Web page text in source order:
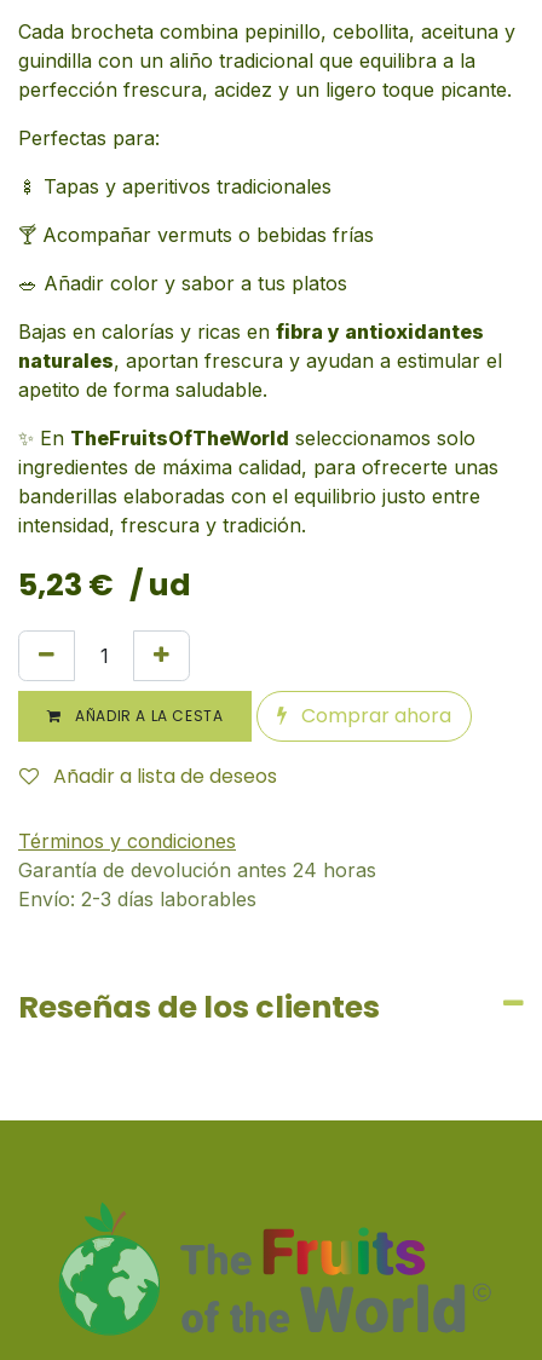
Cada brocheta combina pepinillo, cebollita, aceituna y
guindilla con un aliño tradicional que equilibra a la
perfección frescura, acidez y un ligero toque picante.
Perfectas para:
🍢 Tapas y aperitivos tradicionales
🍸 Acompañar vermuts o bebidas frías
🥗 Añadir color y sabor a tus platos
Bajas en calorías y ricas en fibra y antioxidantes
naturales, aportan frescura y ayudan a estimular el
apetito de forma saludable.
✨ En TheFruitsOfTheWorld seleccionamos solo
ingredientes de máxima calidad, para ofrecerte unas
banderillas elaboradas con el equilibrio justo entre
intensidad, frescura y tradición.
5,23 € / ud
AÑADIR A LA CESTA Comprar ahora
Añadir a lista de deseos
Términos y condiciones
Garantía de devolución antes 24 horas
Envío: 2-3 días laborables
Reseñas de los clientes